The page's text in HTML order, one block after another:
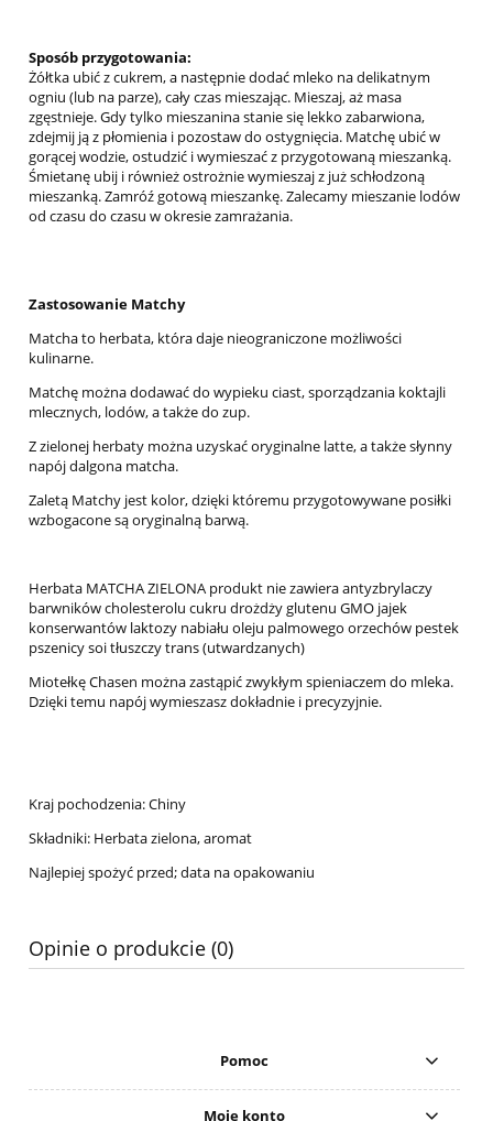
Sposób przygotowania:
Żółtka ubić z cukrem, a następnie dodać mleko na delikatnym
ogniu (lub na parze), cały czas mieszając. Mieszaj, aż masa
zgęstnieje.Gdy tylko mieszanina stanie się lekko zabarwiona,
zdejmij ją z płomienia i pozostaw do ostygnięcia. Matchę ubić w
gorącej wodzie, ostudzić i wymieszać z przygotowaną mieszanką.
Śmietanę ubij i również ostrożnie wymieszaj z już schłodzoną
mieszanką. Zamróźgotową mieszankę.Zalecamy mieszanie lodów
od czasu do czasu w okresie zamrażania.
Zastosowanie Matchy
Matcha to herbata, która daje nieograniczone możliwości
kulinarne.
Matchę można dodawać do wypieku ciast, sporządzania koktajli
mlecznych, lodów, a także do zup.
Z zielonej herbaty można uzyskać oryginalne latte, a także słynny
napój dalgona matcha.
Zaletą Matchy jest kolor, dzięki któremu przygotowywane posiłki
wzbogacone są oryginalną barwą.
Herbata MATCHA ZIELONA produkt nie zawiera antyzbrylaczy
barwników cholesterolu cukru drożdży glutenu GMO jajek
konserwantów laktozy nabiału oleju palmowego orzechów pestek
pszenicy soi tłuszczy trans (utwardzanych)
Miotełkę Chasen można zastąpić zwykłym spieniaczem do mleka.
Dzięki temu napój wymieszasz dokładnie i precyzyjnie.
Kraj pochodzenia: Chiny
Składniki: Herbata zielona, aromat
Najlepiej spożyć przed; data na opakowaniu
Opinie o produkcie (0)
Pomoc
Moje konto